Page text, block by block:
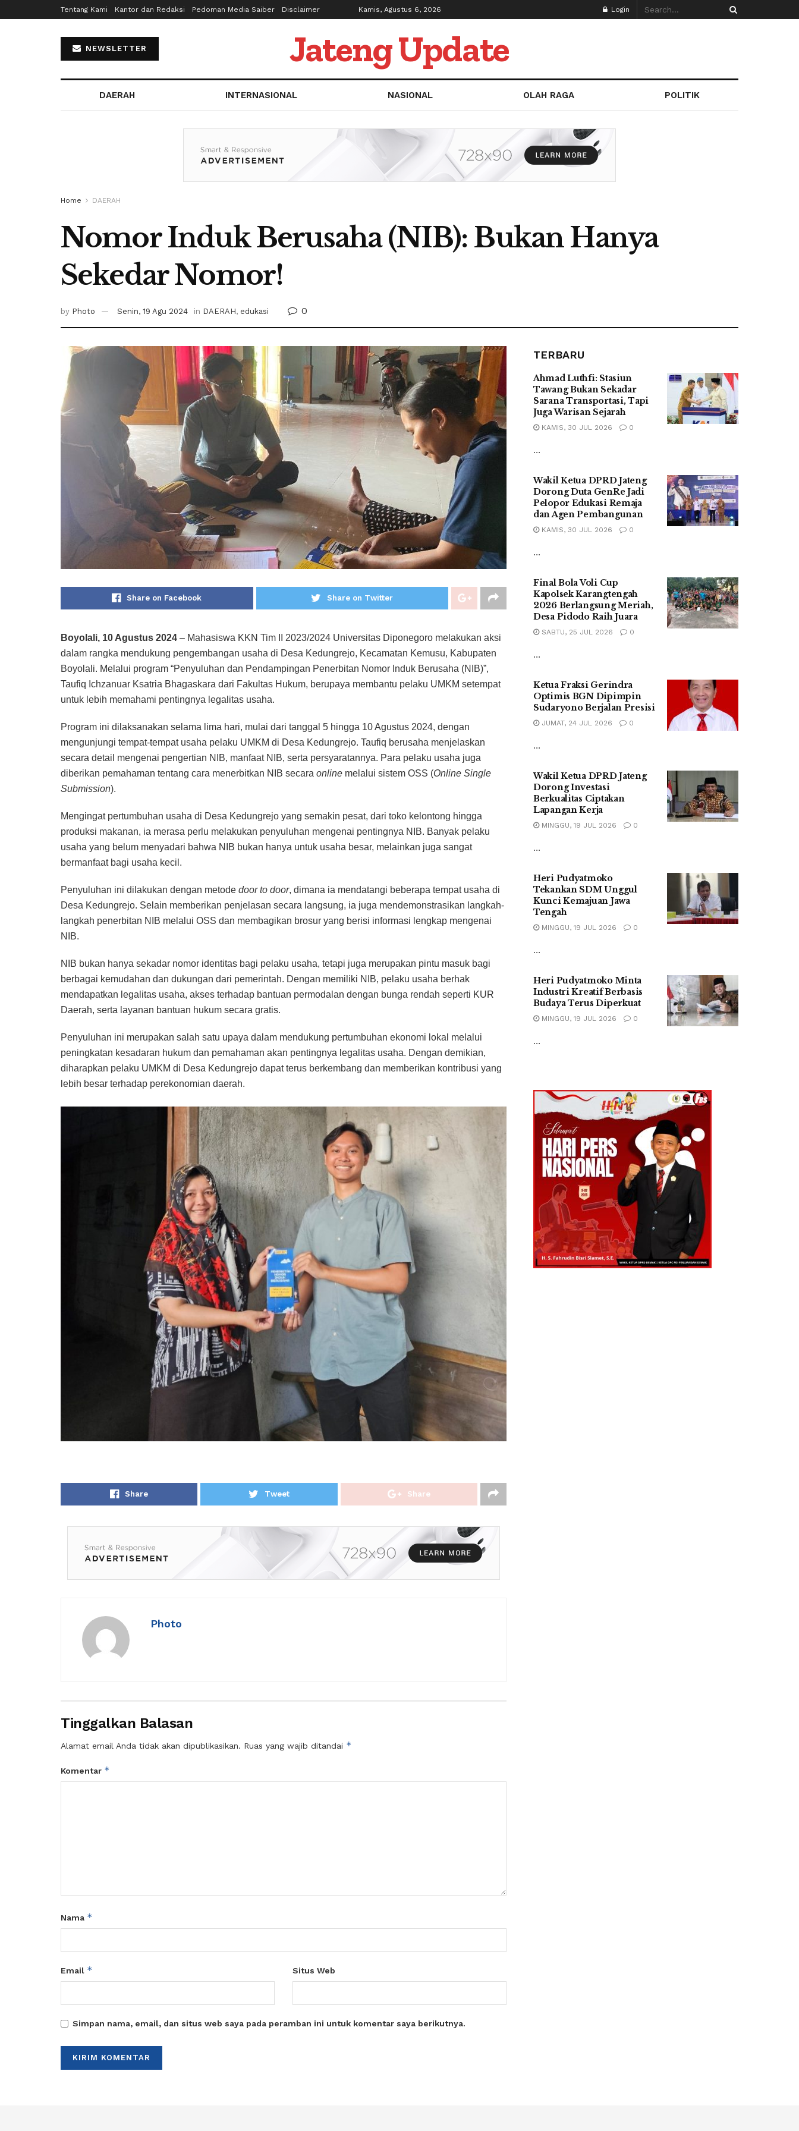
Tentang Kami Kantor dan Redaksi Pedoman Media Saiber Disclaimer Kamis, Agustus 6, 2026 Login
NEWSLETTER Jateng Update
DAERAH INTERNASIONAL NASIONAL OLAH RAGA POLITIK
Home DAERAH
Nomor Induk Berusaha (NIB): Bukan Hanya
Sekedar Nomor!
by Photo Senin, 19 Agu 2024 in DAERAH, edukasi 0
Share on Facebook Share on Twitter
Boyolali, 10 Agustus 2024 – Mahasiswa KKN Tim II 2023/2024 Universitas Diponegoro melakukan aksi
dalam rangka mendukung pengembangan usaha di Desa Kedungrejo, Kecamatan Kemusu, Kabupaten
Boyolali. Melalui program “Penyuluhan dan Pendampingan Penerbitan Nomor Induk Berusaha (NIB)”,
Taufiq Ichzanuar Ksatria Bhagaskara dari Fakultas Hukum, berupaya membantu pelaku UMKM setempat
untuk lebih memahami pentingnya legalitas usaha.
Program ini dilaksanakan selama lima hari, mulai dari tanggal 5 hingga 10 Agustus 2024, dengan
mengunjungi tempat-tempat usaha pelaku UMKM di Desa Kedungrejo. Taufiq berusaha menjelaskan
secara detail mengenai pengertian NIB, manfaat NIB, serta persyaratannya. Para pelaku usaha juga
diberikan pemahaman tentang cara menerbitkan NIB secara online melalui sistem OSS (Online Single
Submission).
Mengingat pertumbuhan usaha di Desa Kedungrejo yang semakin pesat, dari toko kelontong hingga
produksi makanan, ia merasa perlu melakukan penyuluhan mengenai pentingnya NIB. Banyak pelaku
usaha yang belum menyadari bahwa NIB bukan hanya untuk usaha besar, melainkan juga sangat
bermanfaat bagi usaha kecil.
Penyuluhan ini dilakukan dengan metode door to door, dimana ia mendatangi beberapa tempat usaha di
Desa Kedungrejo. Selain memberikan penjelasan secara langsung, ia juga mendemonstrasikan langkah-
langkah penerbitan NIB melalui OSS dan membagikan brosur yang berisi informasi lengkap mengenai
NIB.
NIB bukan hanya sekadar nomor identitas bagi pelaku usaha, tetapi juga merupakan pintu masuk bagi
berbagai kemudahan dan dukungan dari pemerintah. Dengan memiliki NIB, pelaku usaha berhak
mendapatkan legalitas usaha, akses terhadap bantuan permodalan dengan bunga rendah seperti KUR
Daerah, serta layanan bantuan hukum secara gratis.
Penyuluhan ini merupakan salah satu upaya dalam mendukung pertumbuhan ekonomi lokal melalui
peningkatan kesadaran hukum dan pemahaman akan pentingnya legalitas usaha. Dengan demikian,
diharapkan pelaku UMKM di Desa Kedungrejo dapat terus berkembang dan memberikan kontribusi yang
lebih besar terhadap perekonomian daerah.
Share Tweet Share
Photo
Tinggalkan Balasan
Alamat email Anda tidak akan dipublikasikan. Ruas yang wajib ditandai *
Komentar *
Nama *
Email * Situs Web
Simpan nama, email, dan situs web saya pada peramban ini untuk komentar saya berikutnya.
TERBARU
Ahmad Luthfi: Stasiun
Tawang Bukan Sekadar
Sarana Transportasi, Tapi
Juga Warisan Sejarah
KAMIS, 30 JUL 2026 0
...
Wakil Ketua DPRD Jateng
Dorong Duta GenRe Jadi
Pelopor Edukasi Remaja
dan Agen Pembangunan
KAMIS, 30 JUL 2026 0
...
Final Bola Voli Cup
Kapolsek Karangtengah
2026 Berlangsung Meriah,
Desa Pidodo Raih Juara
SABTU, 25 JUL 2026 0
...
Ketua Fraksi Gerindra
Optimis BGN Dipimpin
Sudaryono Berjalan Presisi
JUMAT, 24 JUL 2026 0
...
Wakil Ketua DPRD Jateng
Dorong Investasi
Berkualitas Ciptakan
Lapangan Kerja
MINGGU, 19 JUL 2026 0
...
Heri Pudyatmoko
Tekankan SDM Unggul
Kunci Kemajuan Jawa
Tengah
MINGGU, 19 JUL 2026 0
...
Heri Pudyatmoko Minta
Industri Kreatif Berbasis
Budaya Terus Diperkuat
MINGGU, 19 JUL 2026 0
...